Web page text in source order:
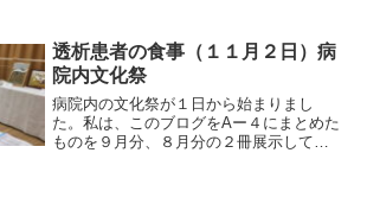
から、他の車は、昨日から接近している
台風6号を避けて避難し...
透析患者の食事（１１月２日）病
院内文化祭
病院内の文化祭が１日から始まりまし
た。私は、このブログをAー４にまとめた
ものを９月分、８月分の２冊展示してい